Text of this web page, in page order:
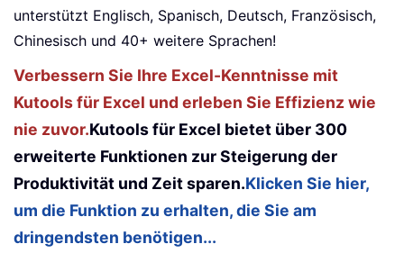
unterstützt Englisch, Spanisch, Deutsch, Französisch,
Chinesisch und 40+ weitere Sprachen!
Verbessern Sie Ihre Excel-Kenntnisse mit
Kutools für Excel und erleben Sie Effizienz wie
nie zuvor.Kutools für Excel bietet über 300
erweiterte Funktionen zur Steigerung der
Produktivität und Zeit sparen.Klicken Sie hier,
um die Funktion zu erhalten, die Sie am
dringendsten benötigen...